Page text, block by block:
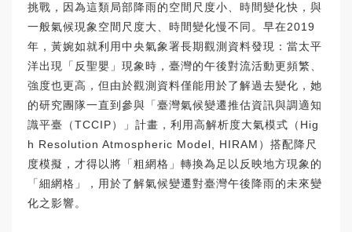
挑戰，因為這類局部降雨的空間尺度小、時間變化快，與
一般氣候現象空間尺度大、時間變化慢不同。早在2019
年，黃婉如就利用中央氣象署長期觀測資料發現：當太平
洋出現「反聖嬰」現象時，臺灣的午後對流活動更頻繁、
強度也更高，但由於觀測資料僅能用於了解過去變化，她
的研究團隊一直到參與「臺灣氣候變遷推估資訊與調適知
識平臺（TCCIP）」計畫，利用高解析度大氣模式（Hig
h Resolution Atmospheric Model, HIRAM）搭配降尺
度模擬，才得以將「粗網格」轉換為足以反映地方現象的
「細網格」，用於了解氣候變遷對臺灣午後降雨的未來變
化之影響。